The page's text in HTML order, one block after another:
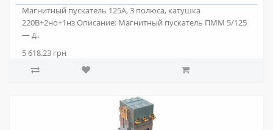
Магнитный пускатель 125А, 3 полюса, катушка
220В+2но+1нз Описание: Магнитный пускатель ПММ 5/125
— д..
5 618.23 грн